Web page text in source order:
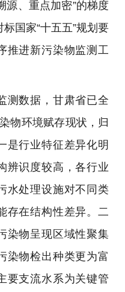
源、重点加密”的梯度
国家“十五五”规划要
推进新污染物监测工
数据，甘肃省已全
物环境赋存现状，归
是行业特征差异化明
辨识度较高，各行业
水处理设施对不同类
存在结构性差异。二
染物呈现区域性聚集
染物检出种类更为富
要支流水系为关键管